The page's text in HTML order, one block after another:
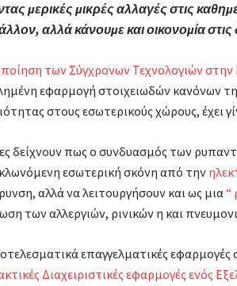
μερικές μικρές αλλαγές στις
αλλά κάνουμε και οικονομία
των Σύγχρονων Τεχνολογιών
εφαρμογή στοιχειωδών κανόνων
στους εσωτερικούς χώρους, έχει
δείχνουν πως ο συνδυασμός των
εσωτερική σκόνη από την
αλλά να λειτουργήσουν και ως μια“
των αλλεργιών, ρινικών η και
επαγγελματικές
Διαχειριστικές εφαρμογές ενός